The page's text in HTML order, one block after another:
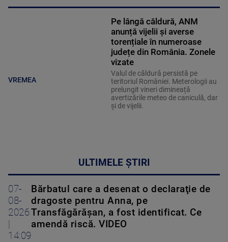
VREMEA
Pe lângă căldură, ANM
anunță vijelii și averse
torențiale în numeroase
județe din România. Zonele
vizate
Valul de căldură persistă pe
teritoriul României. Meterologii au
prelungit vineri dimineață
avertizările meteo de caniculă, dar
și de vijelii.
ULTIMELE ȘTIRI
07-
08-
2026
14:09
Bărbatul care a desenat o declaraţie de
dragoste pentru Anna, pe
Transfăgărăşan, a fost identificat. Ce
amendă riscă. VIDEO